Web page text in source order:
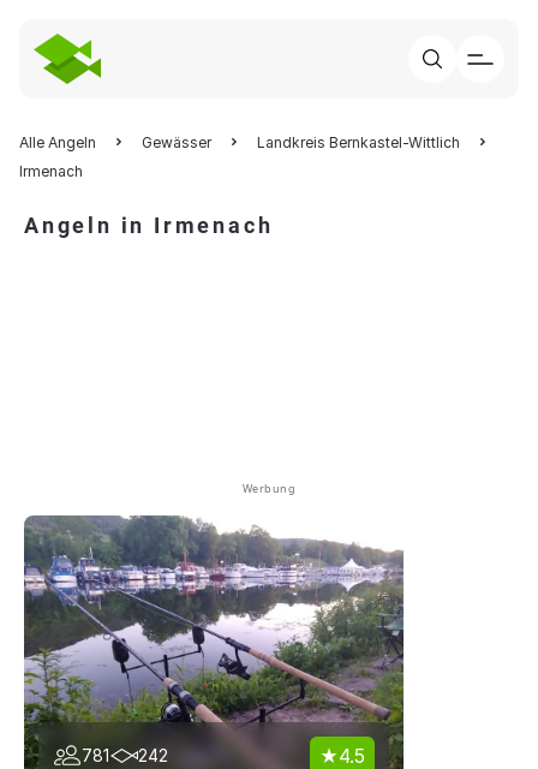
Alle Angeln Gewässer
Landkreis Bernkastel-Wittlich
Irmenach
Angeln in Irmenach
Werbung
781 242 4.5